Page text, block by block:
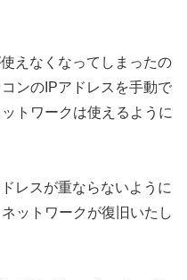
えなくなってしまったの
ンのIPアドレスを手動で
トワークは使えるように
レスが重ならないように
ットワークが復旧いたし